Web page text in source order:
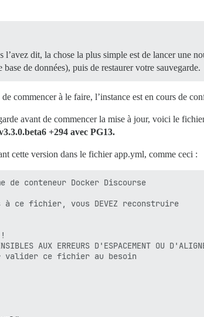
-- : Reading from stdin
Invoke 'rm -f /var/cache/apt/archives/
-- : Reading package lists...
run-perl libjson-perl
perl libz3-4
postgresql-common-dev ssl-cert
and 0 not upgraded.
currently installed.)
...
...
runlevel
of alternative /usr/share/
...
(274.pgdg120+1) ...
myspell/hunspell packages...
15 (15.12-1.pgdg120+1) ...
dit, la chose la plus simple est de lancer une
de données), puis de restaurer votre sauvegarde.
commencer à le faire, l’instance est en cours de
avant de commencer la mise à jour, voici le
+294 avec PG13.
cette version dans le fichier app.yml, comme ceci :
conteneur Docker Discourse
ce fichier, vous DEVEZ reconstruire
AUX ERREURS D'ESPACEMENT OU
valider ce fichier au besoin